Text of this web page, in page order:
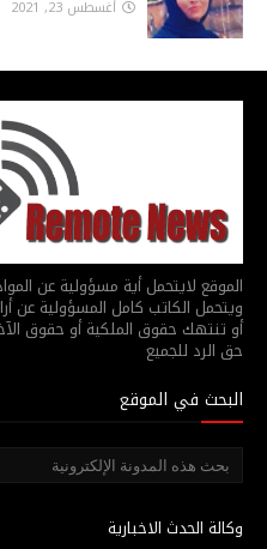
أغسطس 23, 2021
الموقع لايتحمل أية مسؤولية عن
ويتحمل الكاتب كامل المسؤولية عن
أو تنتهك حقوق الملكية أو حقوق
حق الرد للجميع
البحث في الموقع
وكالة الحدث الاخبارية